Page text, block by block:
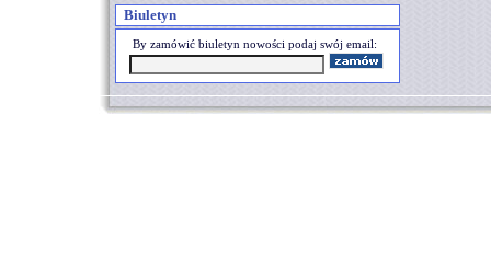
Biuletyn
By zamówić biuletyn nowości podaj swój email: